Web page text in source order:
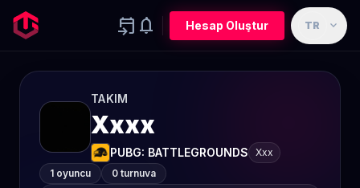
event_upcoming notifications Hesap Oluştur TR expand_more
TAKIM
Xxxx
PUBG: BATTLEGROUNDS
Xxx
1 oyuncu
0 turnuva